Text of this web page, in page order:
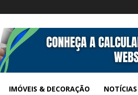
IMÓVEIS & DECORAÇÃO NOTÍCIAS